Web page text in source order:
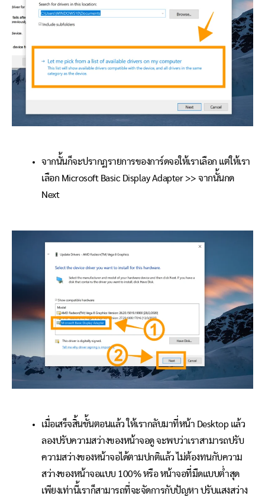
จากนั้นก็จะปรากฏรายการของการ์ดจอให้เราเลือก แต่ให้เรา
เลือก Microsoft Basic Display Adapter >> จากนั้นกด
Next
เมื่อเสร็จสิ้นขั้นตอนแล้ว ให้เรากลับมาที่หน้า Desktop แล้ว
ลองปรับความสว่างของหน้าจอดู จะพบว่าเราสามารถปรับ
ความสว่างของหน้าจอได้ตามปกติแล้ว ไม่ต้องทนกับความ
สว่างของหน้าจอแบบ 100% หรือ หน้าจอที่มืดแบบต่ำสุด
เพียงเท่านี้เราก็สามารถที่จะจัดการกับปัญหา ปรับแสงสว่าง